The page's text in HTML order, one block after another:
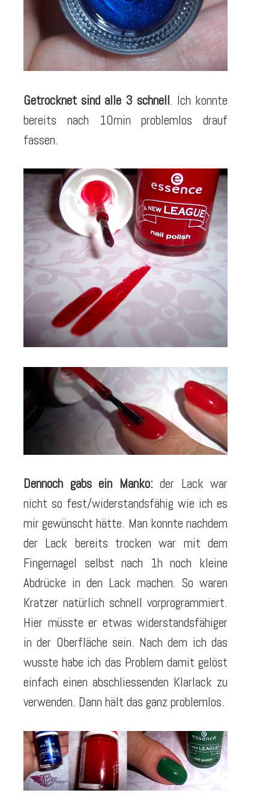
Getrocknet sind alle 3 schnell. Ich konnte
bereits nach 10min problemlos drauf
fassen.
Dennoch gabs ein Manko: der Lack war
nicht so fest/widerstandsfähig wie ich es
mir gewünscht hätte. Man konnte nachdem
der Lack bereits trocken war mit dem
Fingernagel selbst nach 1h noch kleine
Abdrücke in den Lack machen. So waren
Kratzer natürlich schnell vorprogrammiert.
Hier müsste er etwas widerstandsfähiger
in der Oberfläche sein. Nach dem ich das
wusste habe ich das Problem damit gelöst
einfach einen abschliessenden Klarlack zu
verwenden. Dann hält das ganz problemlos.